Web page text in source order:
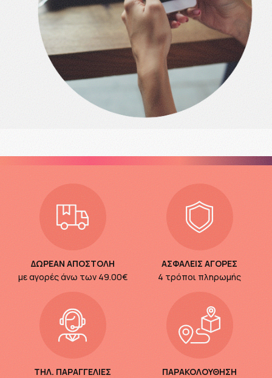
ΔΩΡΕΑΝ ΑΠΟΣΤΟΛΗ
με αγορές άνω των 49.00€
ΑΣΦΑΛΕΙΣ ΑΓΟΡΕΣ
4 τρόποι πληρωμής
ΤΗΛ. ΠΑΡΑΓΓΕΛΙΕΣ
ΠΑΡΑΚΟΛΟΥΘΗΣΗ